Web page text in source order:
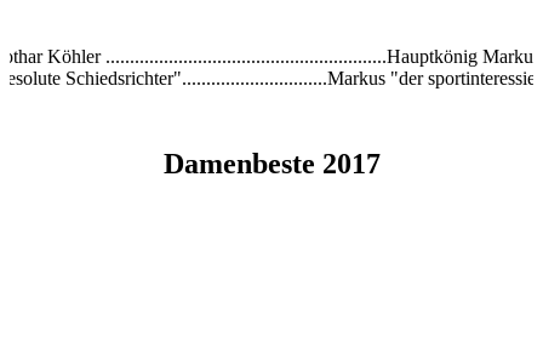
Köhler ..........................................................Hauptkönig
Schiedsrichter"..............................Markus "der
Damenbeste 2017